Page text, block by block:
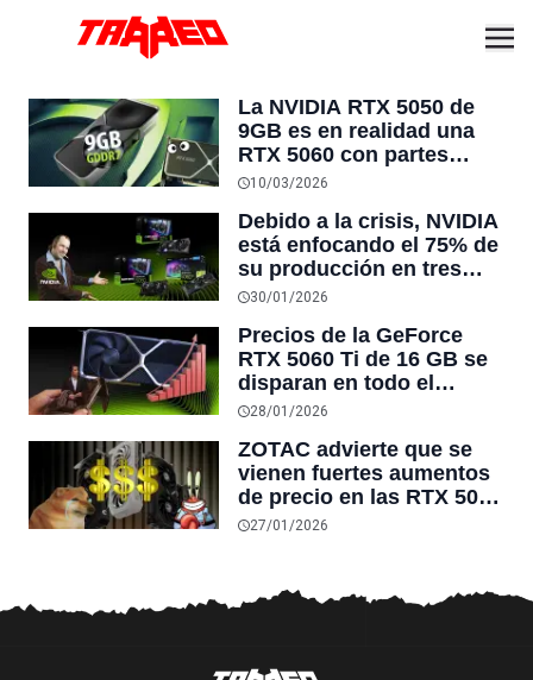
La NVIDIA RTX 5050 de
9GB es en realidad una
RTX 5060 con partes
desactivadas y el bus de
25%, dejando una GPU
que no mejora casi nada
10/03/2026
Debido a la crisis, NVIDIA
está enfocando el 75% de
su producción en tres
tarjetas RTX 50 con baja
satisfacer la demanda
30/01/2026
Precios de la GeForce
RTX 5060 Ti de 16 GB se
disparan en todo el
mundo y superan los
provoca que los
jugadores dejen de
comprarla
28/01/2026
ZOTAC advierte que se
vienen fuertes aumentos
de precio en las RTX 5090
y RTX 5060: “Además,
un tiempo”
27/01/2026